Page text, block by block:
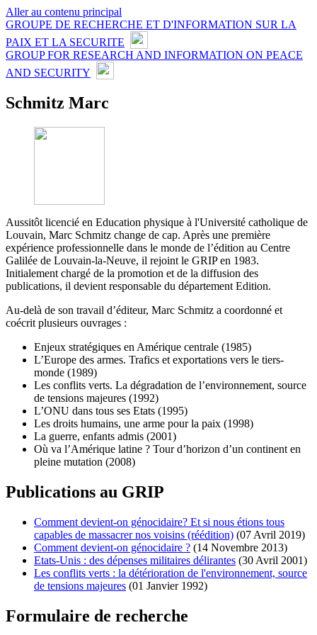
Aller au contenu principal
GROUPE DE RECHERCHE ET D'INFORMATION SUR LA
PAIX ET LA SECURITE
GROUP FOR RESEARCH AND INFORMATION ON PEACE
AND SECURITY
Schmitz Marc
Aussitôt licencié en Education physique à l'Université catholique de
Louvain, Marc Schmitz change de cap. Après une première
expérience professionnelle dans le monde de l’édition au Centre
Galilée de Louvain-la-Neuve, il rejoint le GRIP en 1983.
Initialement chargé de la promotion et de la diffusion des
publications, il devient responsable du département Edition.
Au-delà de son travail d’éditeur, Marc Schmitz a coordonné et
coécrit plusieurs ouvrages :
Enjeux stratégiques en Amérique centrale (1985)
L’Europe des armes. Trafics et exportations vers le tiers-
monde (1989)
Les conflits verts. La dégradation de l’environnement, source
de tensions majeures (1992)
L’ONU dans tous ses Etats (1995)
Les droits humains, une arme pour la paix (1998)
La guerre, enfants admis (2001)
Où va l’Amérique latine ? Tour d’horizon d’un continent en
pleine mutation (2008)
Publications au GRIP
Comment devient-on génocidaire? Et si nous étions tous
capables de massacrer nos voisins (réédition) (07 Avril 2019)
Comment devient-on génocidaire ? (14 Novembre 2013)
Etats-Unis : des dépenses militaires délirantes (30 Avril 2001)
Les conflits verts : la détérioration de l'environnement, source
de tensions majeures (01 Janvier 1992)
Formulaire de recherche